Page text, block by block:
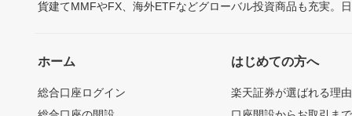
貨建てMMFやFX、海外ETFなどグローバル投資商品も充実。
ホーム
総合口座ログイン
はじめての方へ
楽天証券が選ばれる理由